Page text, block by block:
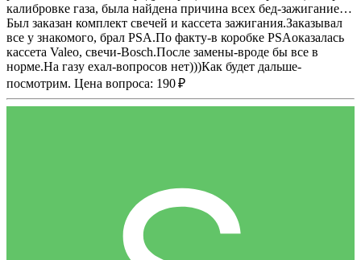
калибровке газа, была найдена причина всех бед-зажигание…
Был заказан комплект свечей и кассета зажигания.Заказывал
все у знакомого, брал PSA.По факту-в коробке PSAоказалась
кассета Valeo, свечи-Bosch.После замены-вроде бы все в
норме.На газу ехал-вопросов нет)))Как будет дальше-
посмотрим. Цена вопроса: 190 ₽